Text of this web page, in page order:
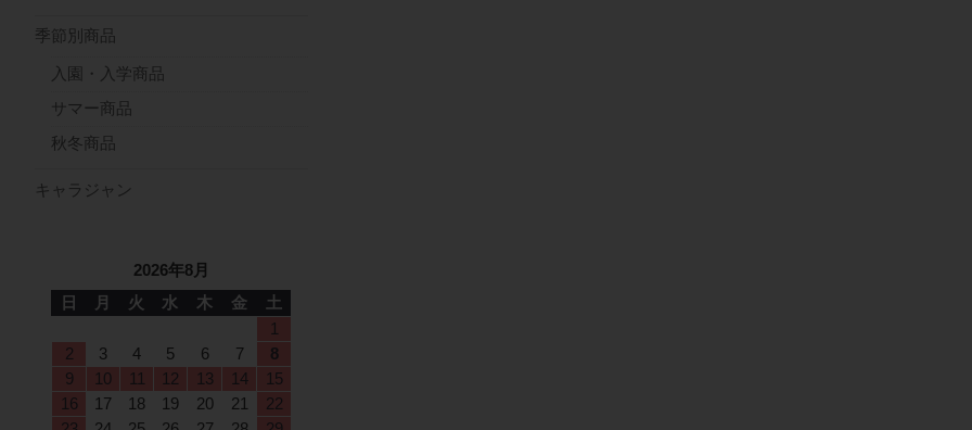
季節別商品
入園・入学商品
サマー商品
秋冬商品
キャラジャン
2026年8月
日
月 火 水 木 金
土
1
2
3 4 5 6 7
8
9
10 11 12 13 14
15
16
17 18 19 20 21
22